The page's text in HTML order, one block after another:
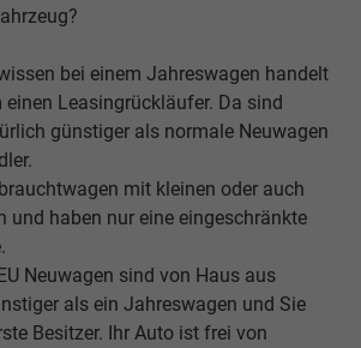
bei einem Jahreswagen handelt
Leasingrückläufer. Da sind
günstiger als normale Neuwagen
mit kleinen oder auch
und haben nur eine eingeschränkte
Neuwagen sind von Haus aus
als ein Jahreswagen und Sie
Besitzer. Ihr Auto ist frei von